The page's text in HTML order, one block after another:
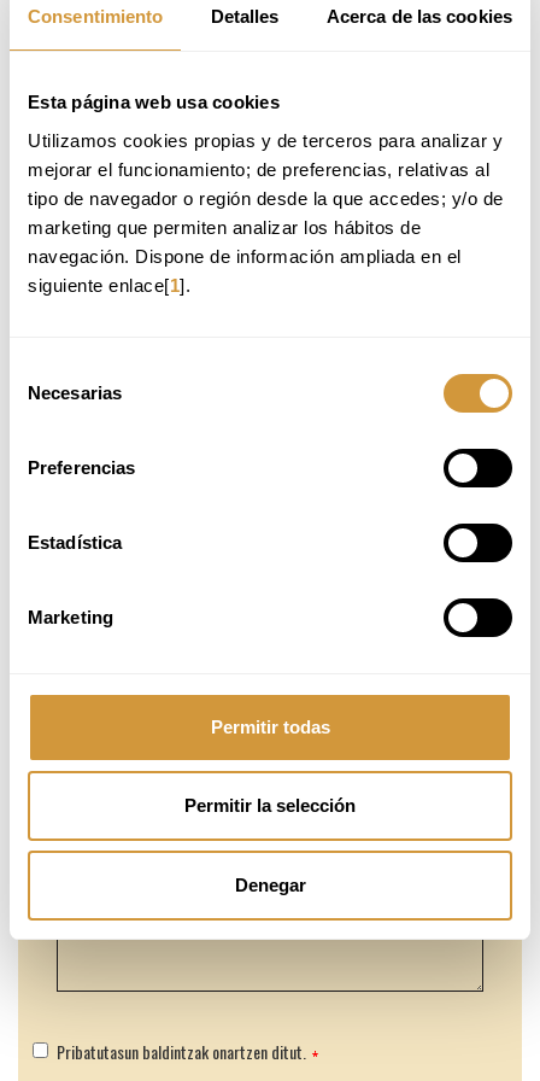
Consentimiento Detalles Acerca de las cookies
Esta página web usa cookies
Utilizamos cookies propias y de terceros para analizar y
mejorar el funcionamiento; de preferencias, relativas al
tipo de navegador o región desde la que accedes; y/o de
marketing que permiten analizar los hábitos de
navegación. Dispone de información ampliada en el
siguiente enlace[1].
Necesarias
Preferencias
Estadística
Marketing
Permitir todas
Permitir la selección
Denegar
BASQUE CULINARY CENTER
Paseo Juan Avelino Barriola, 101
20009 Donostia-San Sebastián (Gipuzkoa)
Tlf.: +34 943 574 500
info@bculinary.com
HARREMANETARAKO FORMULARIOA
markatutako eremuak beharrezkoak dira.
Pribatutasun baldintzak onartzen ditut.